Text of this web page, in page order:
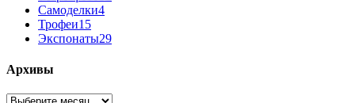
Самоделки4
Трофеи15
Экспонаты29
Архивы
Архивы